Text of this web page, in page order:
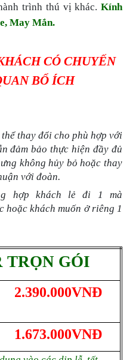
trình thú vị khác. Kính
May Mắn.
CÓ CHUYẾN
BỔ ÍCH
thay đổi cho phù hợp với
đảm bảo thực hiện đầy đủ
không hủy bỏ hoặc thay
với đoàn.
hợp khách lẻ đi 1 mà
hoặc khách muốn ở riêng 1
TRỌN GÓI
2.390.000VNĐ
1.673.000VNĐ